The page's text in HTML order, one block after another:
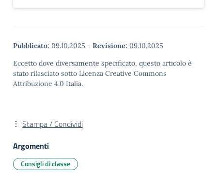
Pubblicato: 09.10.2025 - Revisione: 09.10.2025
Eccetto dove diversamente specificato, questo articolo è
stato rilasciato sotto Licenza Creative Commons
Attribuzione 4.0 Italia.
Stampa / Condividi
Argomenti
Consigli di classe